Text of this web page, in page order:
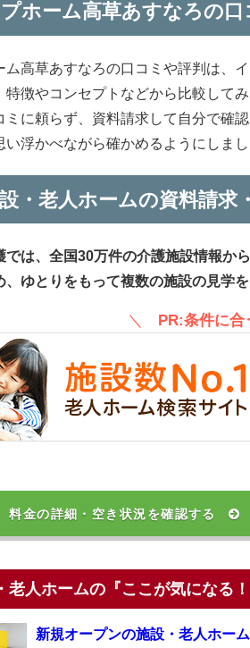
ホーム高草あすなろの口
ム高草あすなろの口コミや評判は、
特徴やコンセプトなどから比較して
ミに頼らず、資料請求して自分で確
い浮かべながら確かめるようにしまし
・老人ホームの資料請求
では、全国30万件の介護施設情報か
、ゆとりをもって複数の施設の見学を
＼ PR:条件に合
料金の詳細・空き状況を確認する
老人ホームの『ここが気になる
新規オープンの施設・老人ホー